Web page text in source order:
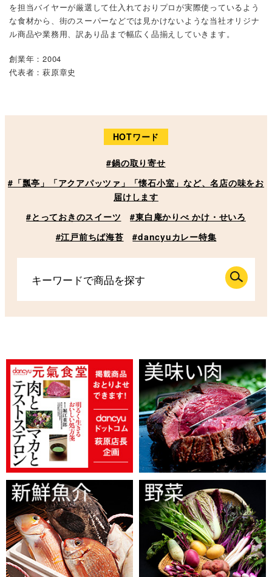
を担当バイヤーが厳選して仕入れておりプロが実際使っているよう
な食材から、街のスーパーなどでは見かけないような当社オリジナ
ル商品や業務用、訳あり品まで幅広く品揃えしていきます。
創業年：2004
代表者：萩原章史
HOTワード
#鍋の取り寄せ
#「瓢亭」「アクアパッツァ」「懐石小室」など、名店の味をお
届けします
#とっておきのスイーツ
#東白庵かりべ かけ・せいろ
#江戸前ちば海苔
#dancyuカレー特集